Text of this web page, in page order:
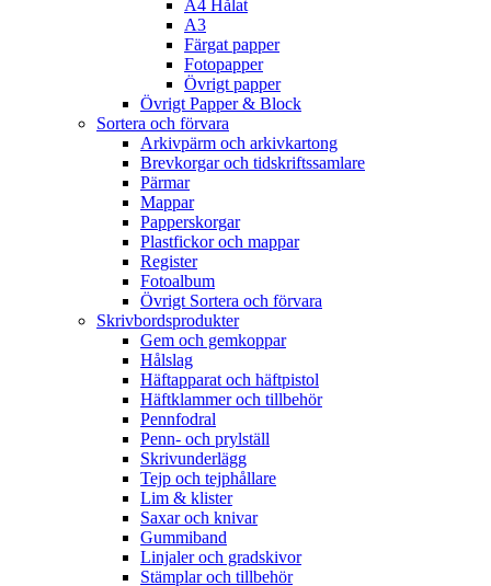
A4 Hålat
A3
Färgat papper
Fotopapper
Övrigt papper
Övrigt Papper & Block
Sortera och förvara
Arkivpärm och arkivkartong
Brevkorgar och tidskriftssamlare
Pärmar
Mappar
Papperskorgar
Plastfickor och mappar
Register
Fotoalbum
Övrigt Sortera och förvara
Skrivbordsprodukter
Gem och gemkoppar
Hålslag
Häftapparat och häftpistol
Häftklammer och tillbehör
Pennfodral
Penn- och prylställ
Skrivunderlägg
Tejp och tejphållare
Lim & klister
Saxar och knivar
Gummiband
Linjaler och gradskivor
Stämplar och tillbehör